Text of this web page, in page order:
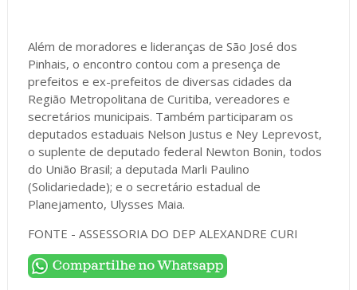
Além de moradores e lideranças de São José dos
Pinhais, o encontro contou com a presença de
prefeitos e ex-prefeitos de diversas cidades da
Região Metropolitana de Curitiba, vereadores e
secretários municipais. Também participaram os
deputados estaduais Nelson Justus e Ney Leprevost,
o suplente de deputado federal Newton Bonin, todos
do União Brasil; a deputada Marli Paulino
(Solidariedade); e o secretário estadual de
Planejamento, Ulysses Maia.
FONTE - ASSESSORIA DO DEP ALEXANDRE CURI